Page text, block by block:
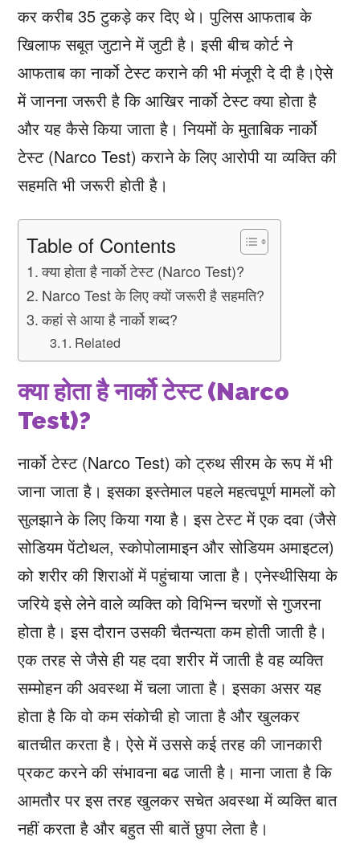
कर करीब 35 टुकड़े कर दिए थे। पुलिस आफताब के
खिलाफ सबूत जुटाने में जुटी है। इसी बीच कोर्ट ने
आफताब का नार्को टेस्‍ट कराने की भी मंजूरी दे दी है।ऐसे
में जानना जरूरी है कि आखिर नार्को टेस्‍ट क्‍या होता है
और यह कैसे किया जाता है। नियमों के मुताबिक नार्को
टेस्ट (Narco Test) कराने के लिए आरोपी या व्यक्ति की
सहमति भी जरूरी होती है।
Table of Contents
क्‍या होता है नार्को टेस्ट (Narco Test)?
Narco Test के लिए क्‍यों जरूरी है सहमति?
कहां से आया है नार्को शब्‍द?
Related
क्‍या होता है नार्को टेस्ट (Narco
Test)?
नार्को टेस्‍ट (Narco Test) को ट्रुथ सीरम के रूप में भी
जाना जाता है। इसका इस्‍तेमाल पहले महत्वपूर्ण मामलों को
सुलझाने के लिए किया गया है। इस टेस्‍ट में एक दवा (जैसे
सोडियम पेंटोथल, स्कोपोलामाइन और सोडियम अमाइटल)
को शरीर की शिराओं में पहुंचाया जाता है। एनेस्थीसिया के
जरिये इसे लेने वाले व्यक्ति को विभिन्न चरणों से गुजरना
होता है। इस दौरान उसकी चैतन्‍यता कम होती जाती है।
एक तरह से जैसे ही यह दवा शरीर में जाती है वह व्‍यक्‍ति
सम्मोहन की अवस्था में चला जाता है। इसका असर यह
होता है कि वो कम संकोची हो जाता है और खुलकर
बातचीत करता है। ऐसे में उससे कई तरह की जानकारी
प्रकट करने की संभावना बढ जाती है। माना जाता है कि
आमतौर पर इस तरह खुलकर सचेत अवस्‍था में व्‍यक्‍ति बात
नहीं करता है और बहुत सी बातें छुपा लेता है।